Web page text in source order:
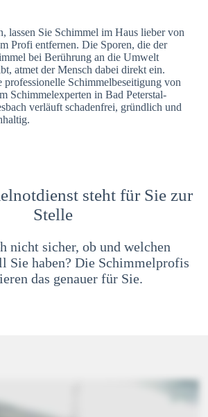
lassen Sie Schimmel im Haus lieber von
Profi entfernen. Die Sporen, die der
bei Berührung an die Umwelt
atmet der Mensch dabei direkt ein.
professionelle Schimmelbeseitigung von
Schimmelexperten in Bad Peterstal-
verläuft schadenfrei, gründlich und
steht für Sie zur
Stelle
nicht sicher, ob und welchen
Sie haben? Die Schimmelprofis
das genauer für Sie.